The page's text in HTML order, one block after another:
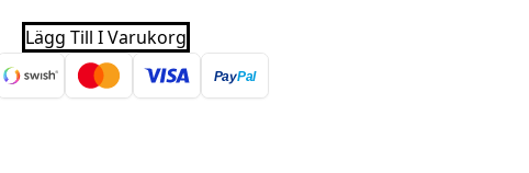
Lägg Till I Varukorg
PayPal